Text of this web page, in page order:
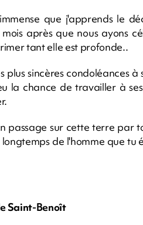
que j'apprends le
après que nous ayons
tant elle est profonde..
plus sincères condoléances
la chance de travailler à
passage sur cette terre par
longtemps de l'homme que
Saint-Benoît